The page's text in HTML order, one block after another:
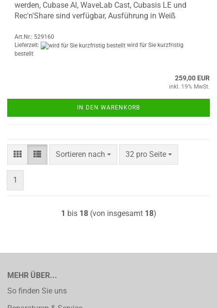
werden, Cubase Al, WaveLab Cast, Cubasis LE und
Rec'n'Share sind verfügbar, Ausführung in Weiß
Art.Nr.: 529160
Lieferzeit:
wird für Sie kurzfristig
bestellt
259,00 EUR
inkl. 19% MwSt.
IN DEN WARENKORB
Sortieren nach
Sortieren nach 32 pro Seite
pro Seite
1
1 bis 18(von insgesamt 18)
MEHR ÜBER...
So finden Sie uns